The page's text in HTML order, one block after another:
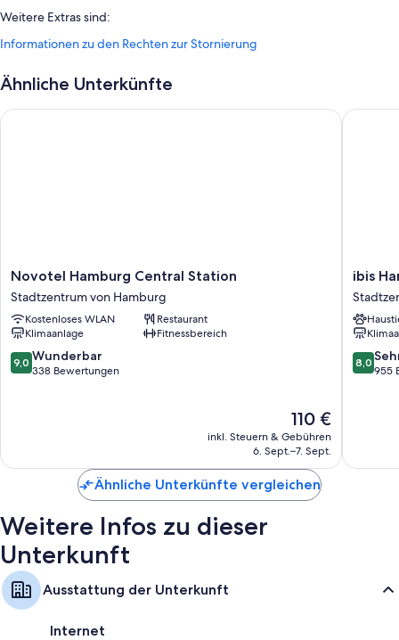
Weitere Extras sind:
Ein Frühstücksbuffet (gegen Aufpreis), Parken ohne Service
Ein Bankettsaal, ein Safe an der Rezeption und ein Verkaufsautomat
Rauchverbot in der Unterkunft, Gepäckaufbewahrung und eine
sauberen Zimmern dieser Unterkunft hervor.
Weitere Annehmlichkeiten sind unter anderem:
Allergikerbettwaren und Daunenbettdecken
Duschen und Haartrockner
30-Zoll-Flachbildfernseher mit Premium-TV-Sendern
Informationen zu den Rechten zur Stornierung
Ähnliche Unterkünfte
Novotel
Hamburg
Central
Station
Stadtzentrum
von
Hamburg
Novotel Hamburg Central Station
Stadtzentrum von Hamburg
Kostenloses WLAN
Restaurant
Klimaanlage
Fitnessbereich
9.0
von
9,0 Wunderbar
338 Bewertungen
Der
Preis
beträgt
110 €
inkl. Steuern & Gebühren
6. Sept.–7. Sept.
Novotel Hamburg Central Station
ibis
Alster
von
ibis
8.0
von
8,0
955
ibis
Ähnliche Unterkünfte vergleichen
Weitere Infos zu dieser
Unterkunft
Ausstattung der Unterkunft
Internet